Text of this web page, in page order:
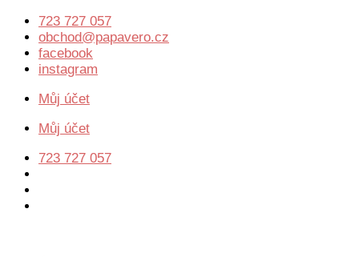
Přejít
obsahu
723 727 057
obchod@papavero.cz
facebook
instagram
Můj účet
Můj účet
723 727 057